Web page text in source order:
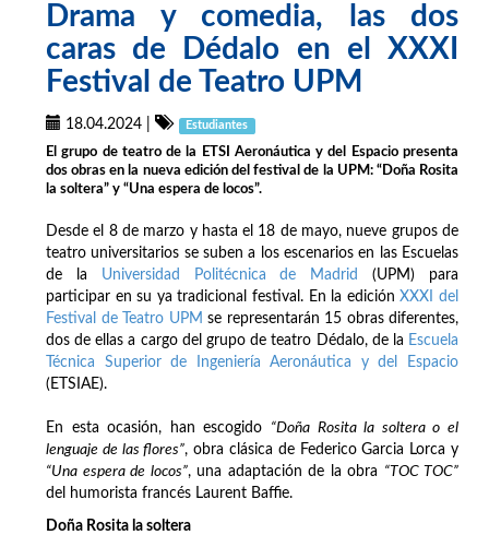
Drama y comedia, las dos
caras de Dédalo en el XXXI
Festival de Teatro UPM
18.04.2024 Estudiantes
El grupo de teatro de la ETSI Aeronáutica y del Espacio presenta
dos obras en la nueva edición del festival de la UPM: “Doña Rosita
la soltera” y “Una espera de locos”.
Desde el 8 de marzo y hasta el 18 de mayo, nueve grupos de
teatro universitarios se suben a los escenarios en las Escuelas
de la Universidad Politécnica de Madrid
(UPM) para
participar en su ya tradicional festival. En la edición XXXI del
Festival de Teatro UPM se representarán 15 obras diferentes,
dos de ellas a cargo del grupo de teatro Dédalo, de la Escuela
Técnica Superior de Ingeniería Aeronáutica y del Espacio
(ETSIAE).
En esta ocasión, han escogido “Doña Rosita la soltera o el
lenguaje de las flores”, obra clásica de Federico Garcia Lorca y
“Una espera de locos”, una adaptación de la obra “TOC TOC”
del humorista francés Laurent Baffie.
Doña Rosita la soltera